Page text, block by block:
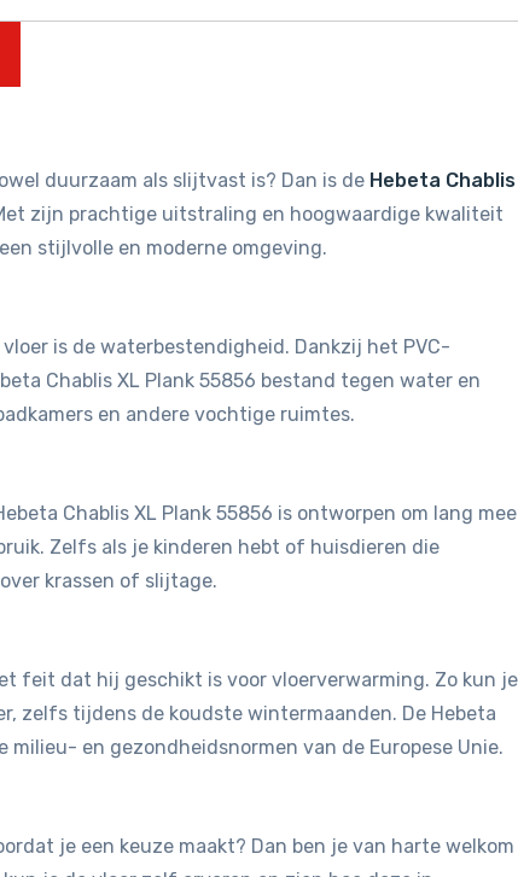
duurzaam als slijtvast is? Dan is de Hebeta Chablis
zijn prachtige uitstraling en hoogwaardige kwaliteit
stijlvolle en moderne omgeving.
is de waterbestendigheid. Dankzij het PVC-
Chablis XL Plank 55856 bestand tegen water en
en andere vochtige ruimtes.
Chablis XL Plank 55856 is ontworpen om lang mee
Zelfs als je kinderen hebt of huisdieren die
krassen of slijtage.
feit dat hij geschikt is voor vloerverwarming. Zo kun je
zelfs tijdens de koudste wintermaanden. De Hebeta
milieu- en gezondheidsnormen van de Europese Unie.
je een keuze maakt? Dan ben je van harte welkom